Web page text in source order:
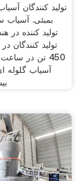
تولید کنندگان
بمبئی. آسیاب
تولید کننده در
تولید کنندگان در
450 تن در
آسیاب گلوله